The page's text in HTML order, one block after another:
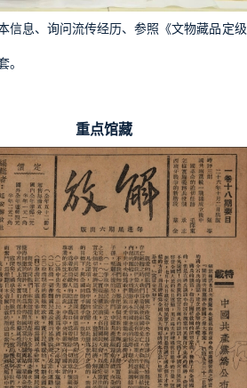
信息、询问流传经历、参照《文物藏品定
。
重点馆藏